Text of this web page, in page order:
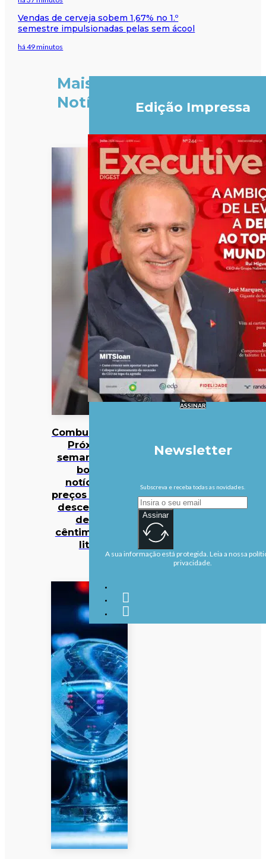
Vendas de cerveja sobem 1,67% no 1.º
semestre impulsionadas pelas sem ácool
há 49 minutos
Mais
Notícias
Combustíveis?
Próxima
semana traz
boas
notícias…
preços podem
descer mais
de 10
cêntimos por
litro
Edição Impressa
ASSINAR
Newsletter
Subscreva e receba todas as novidades.
Assinar
A sua informação está protegida. Leia a nossa
privacidade.